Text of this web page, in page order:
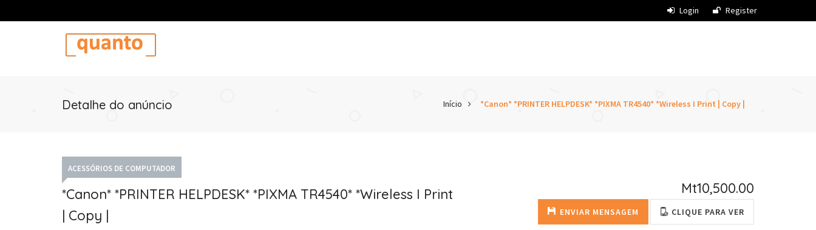
Login Register
Detalhe do anúncio Início *Canon* *PRINTER HELPDESK* *PIXMA TR4540* *Wireless I Print | Copy |
ACESSÓRIOS DE COMPUTADOR
*Canon* *PRINTER HELPDESK* *PIXMA TR4540* *Wireless I Print
| Copy |
Mt10,500.00
ENVIAR MENSAGEM CLIQUE PARA VER